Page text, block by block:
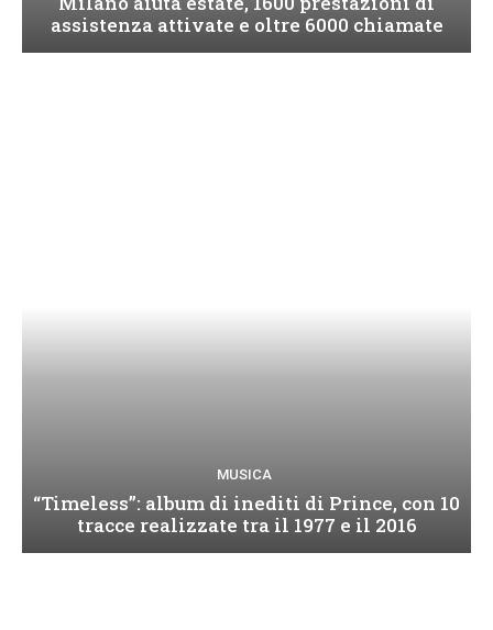
assistenza attivate e oltre 6000 chiamate
MUSICA
“Timeless”: album di inediti di Prince, con 10
tracce realizzate tra il 1977 e il 2016